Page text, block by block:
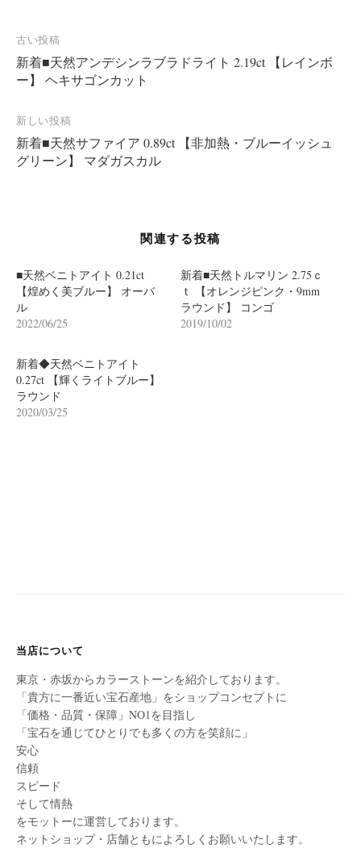
投
稿
ナ
ビ
ゲ
ー
古い投稿
新着■天然アンデシンラブラドライト 2.19ct 【レインボ
ー】 ヘキサゴンカット
新しい投稿
新着■天然サファイア 0.89ct 【非加熱・ブルーイッシュ
グリーン】 マダガスカル
関連する投稿
■天然ベニトアイト 0.21ct
【煌めく美ブルー】 オーバ
ル
2022/06/25
新着■天然トルマリン 2.75ｃ
ｔ 【オレンジピンク・9mm
ラウンド】 コンゴ
2019/10/02
新着◆天然ベニトアイト
0.27ct 【輝くライトブルー】
ラウンド
2020/03/25
当店について
東京・赤坂からカラーストーンを紹介しております。
「貴方に一番近い宝石産地」をショップコンセプトに
「価格・品質・保障」NO1を目指し
「宝石を通じてひとりでも多くの方を笑顔に」
安心
信頼
スピード
そして情熱
をモットーに運営しております。
ネットショップ・店舗ともによろしくお願いいたします。